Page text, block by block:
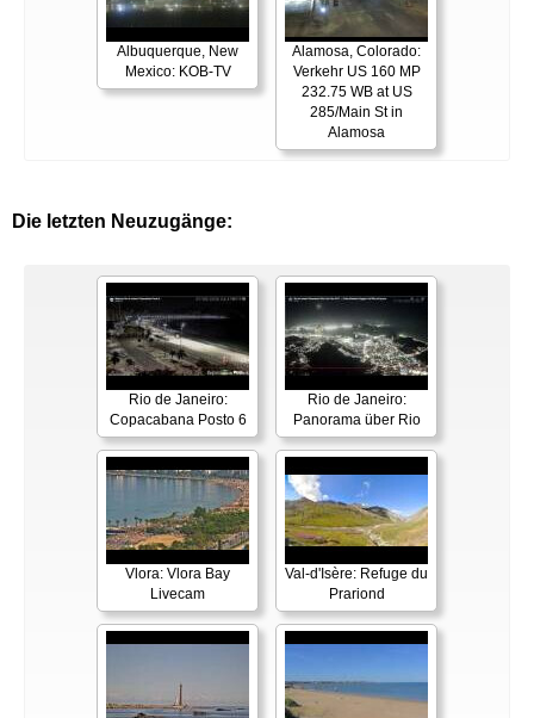
Albuquerque, New
Mexico: KOB-TV
Alamosa, Colorado:
Verkehr US 160 MP
232.75 WB at US
285/Main St in
Alamosa
Die letzten Neuzugänge:
Rio de Janeiro:
Copacabana Posto 6
Rio de Janeiro:
Panorama über Rio
Vlora: Vlora Bay
Livecam
Val-d'Isère: Refuge du
Prariond